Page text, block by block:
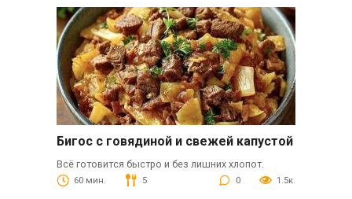
Бигос с говядиной и свежей капустой
Всё готовится быстро и без лишних хлопот.
60 мин. 5 0 1.5к.